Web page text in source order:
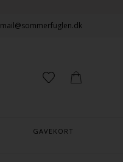
mail@sommerfuglen.dk
GAVEKORT